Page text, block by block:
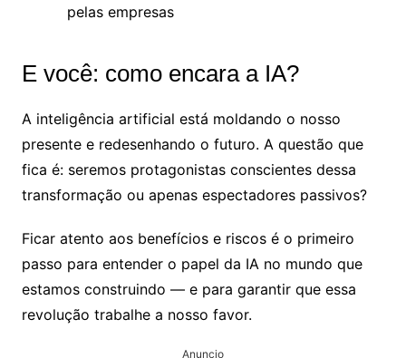
pelas empresas
E você: como encara a IA?
A inteligência artificial está moldando o nosso
presente e redesenhando o futuro. A questão que
fica é: seremos protagonistas conscientes dessa
transformação ou apenas espectadores passivos?
Ficar atento aos benefícios e riscos é o primeiro
passo para entender o papel da IA no mundo que
estamos construindo — e para garantir que essa
revolução trabalhe a nosso favor.
Anuncio